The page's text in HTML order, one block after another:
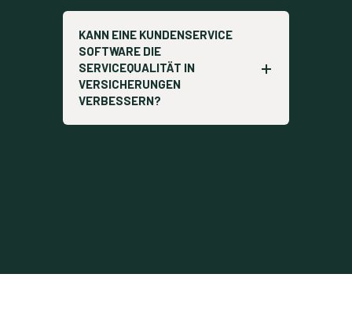
KANN EINE KUNDENSERVICE
SOFTWARE DIE
SERVICEQUALITÄT IN
VERSICHERUNGEN
VERBESSERN?